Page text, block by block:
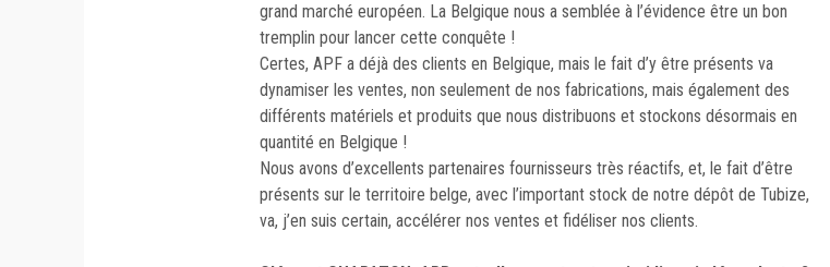
grand marché européen. La Belgique nous a semblée à l’évidence être un bon
tremplin pour lancer cette conquête !
Certes, APF a déjà des clients en Belgique, mais le fait d’y être présents va
dynamiser les ventes, non seulement de nos fabrications, mais également des
différents matériels et produits que nous distribuons et stockons désormais en
quantité en Belgique !
Nous avons d’excellents partenaires fournisseurs très réactifs, et, le fait d’être
présents sur le territoire belge, avec l’important stock de notre dépôt de Tubize,
va, j’en suis certain, accélérer nos ventes et fidéliser nos clients.